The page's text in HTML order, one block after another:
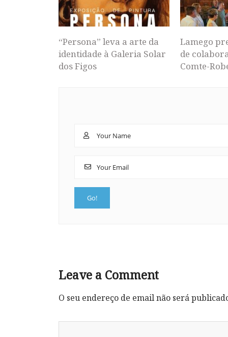
“Persona” leva a arte da
identidade à Galeria Solar
dos Figos
Lamego
de
Comte-
Leave a Comment
O seu endereço de email não será